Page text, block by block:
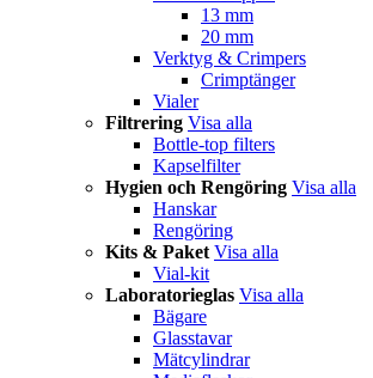
13 mm
20 mm
Verktyg & Crimpers
Crimptänger
Vialer
Filtrering Visa alla
Bottle-top filters
Kapselfilter
Hygien och Rengöring Visa alla
Hanskar
Rengöring
Kits & Paket Visa alla
Vial-kit
Laboratorieglas Visa alla
Bägare
Glasstavar
Mätcylindrar